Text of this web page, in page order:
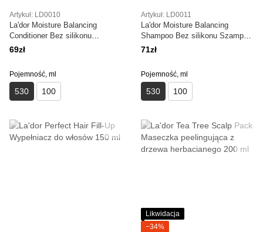
Artykuł: LD0010
La'dor Moisture Balancing
Conditioner Bez silikonu
Nawilżająca odżywka 530 ml
69zł
Pojemność, ml
530 100
Artykuł: LD0011
La'dor Moisture Balancing
Shampoo Bez silikonu Szampon
nawilżający 530 ml
71zł
Pojemność, ml
530 100
Likwidacja
−34%